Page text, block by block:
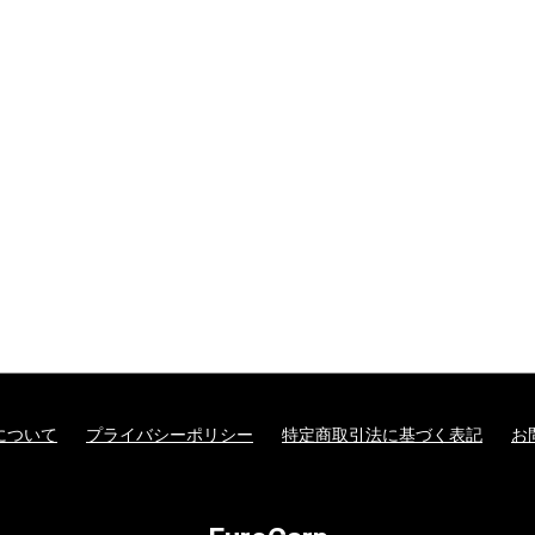
ついて プライバシーポリシー 特定商取引法に基づく表記 お